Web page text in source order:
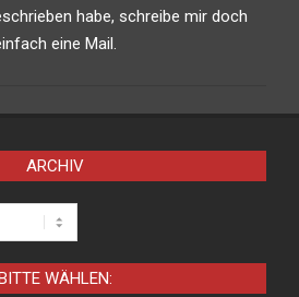
habe, schreibe mir doch
eine Mail.
ARCHIV
WÄHLEN: